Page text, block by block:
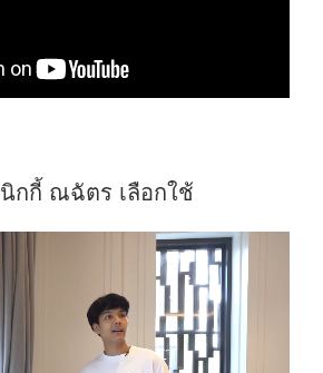
กกี้ ณฉัตร เลือกใช้